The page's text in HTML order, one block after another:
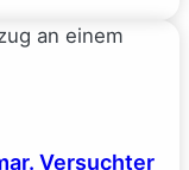
Versuchter